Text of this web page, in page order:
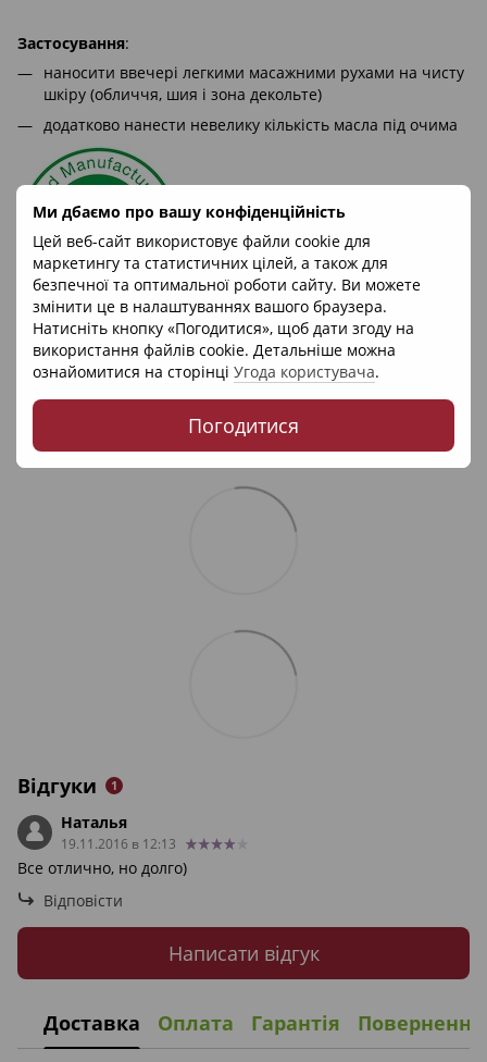
Ми дбаємо про вашу конфіденційність
Цей веб-сайт використовує файли cookie для
маркетингу та статистичних цілей, а також для
безпечної та оптимальної роботи сайту. Ви можете
змінити це в налаштуваннях вашого браузера.
Натисніть кнопку «Погодитися», щоб дати згоду на
використання файлів cookie. Детальніше можна
ознайомитися на сторінці Угода користувача.
Погодитися
Застосування:
наносити ввечері легкими масажними рухами на чисту
шкіру (обличчя, шия і зона декольте)
додатково нанести невелику кількість масла під очима
Відгуки 1
Наталья
19.11.2016 в 12:13
Все отлично, но долго)
Відповісти
Написати відгук
Доставка Оплата Гарантія Повернення